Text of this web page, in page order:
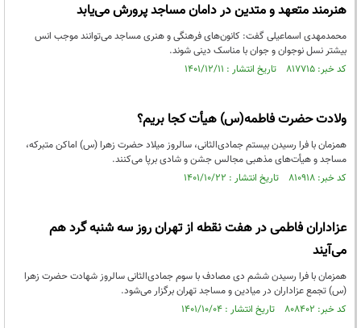
هنرمند متعهد و متدین در دامان مساجد پرورش می‌یابد
محمدمهدی اسماعیلی گفت: کانون‌های فرهنگی و هنری مساجد می‌توانند موجب انس
بیشتر نسل نوجوان و جوان با مناسک دینی شوند.
کد خبر: ۸۱۷۷۱۵ تاریخ انتشار : ۱۴۰۱/۱۲/۱۱
ولادت حضرت فاطمه(س) هیأت کجا بریم؟
همزمان با فرا رسیدن بیستم جمادی‌الثانی، سالروز میلاد حضرت زهرا (س) اماکن متبرکه،
مساجد و هیأت‌های مذهبی مجالس جشن و شادی برپا می‌کنند.
کد خبر: ۸۱۰۹۱۸ تاریخ انتشار : ۱۴۰۱/۱۰/۲۲
عزاداران فاطمی در هفت نقطه از تهران روز سه شنبه گرد هم
می‌آیند
همزمان با فرا رسیدن ششم دی‌ مصادف با سوم جمادی‌الثانی سالروز شهادت حضرت زهرا
(س) تجمع عزاداران در میادین و مساجد تهران برگزار می‌شود.
کد خبر: ۸۰۸۴۰۲ تاریخ انتشار : ۱۴۰۱/۱۰/۰۴